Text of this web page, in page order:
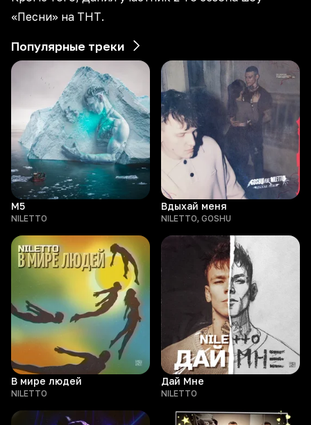
«Песни» на ТНТ.
Популярные треки
М5
NILETTO
Вдыхай меня
NILETTO, GOSHU
В мире людей
NILETTO
Дай Мне
NILETTO